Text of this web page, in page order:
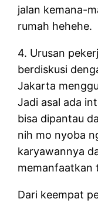
jalan kemana-
rumah hehehe.
4. Urusan
berdiskusi
Jakarta
Jadi asal ada
bisa dipantau
nih mo nyoba
karyawannya
memanfaatkan
Dari keempat